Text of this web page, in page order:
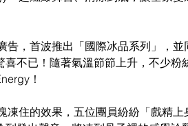
告，首波推出「國際冰品系列」，
不已！隨著氣溫節節上升，不少粉
！
凍住的效果，五位團員紛紛「戲精